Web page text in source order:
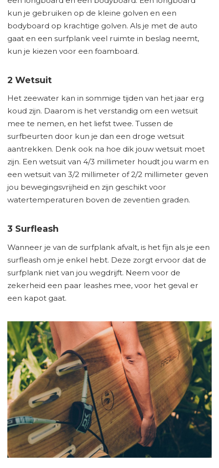
kun je gebruiken op de kleine golven en een
bodyboard op krachtige golven. Als je met de auto
gaat en een surfplank veel ruimte in beslag neemt,
kun je kiezen voor een foamboard.
2 Wetsuit
Het zeewater kan in sommige tijden van het jaar erg
koud zijn. Daarom is het verstandig om een wetsuit
mee te nemen, en het liefst twee. Tussen de
surfbeurten door kun je dan een droge wetsuit
aantrekken. Denk ook na hoe dik jouw wetsuit moet
zijn. Een wetsuit van 4/3 millimeter houdt jou warm en
een wetsuit van 3/2 millimeter of 2/2 millimeter geven
jou bewegingsvrijheid en zijn geschikt voor
watertemperaturen boven de zeventien graden.
3 Surfleash
Wanneer je van de surfplank afvalt, is het fijn als je een
surfleash om je enkel hebt. Deze zorgt ervoor dat de
surfplank niet van jou wegdrijft. Neem voor de
zekerheid een paar leashes mee, voor het geval er
een kapot gaat.